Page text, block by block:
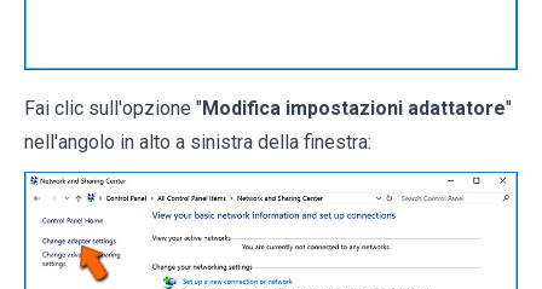
Fai clic sull'opzione "Modifica impostazioni adattatore"
nell'angolo in alto a sinistra della finestra: